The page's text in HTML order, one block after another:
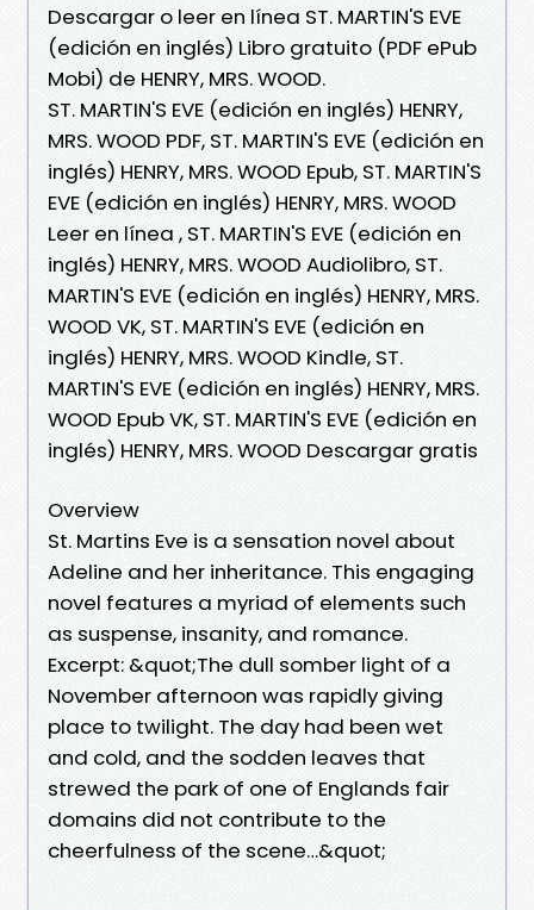
Descargar o leer en línea ST. MARTIN'S EVE
(edición en inglés) Libro gratuito (PDF ePub
Mobi) de HENRY, MRS. WOOD.
ST. MARTIN'S EVE (edición en inglés) HENRY,
MRS. WOOD PDF, ST. MARTIN'S EVE (edición en
inglés) HENRY, MRS. WOOD Epub, ST. MARTIN'S
EVE (edición en inglés) HENRY, MRS. WOOD
Leer en línea , ST. MARTIN'S EVE (edición en
inglés) HENRY, MRS. WOOD Audiolibro, ST.
MARTIN'S EVE (edición en inglés) HENRY, MRS.
WOOD VK, ST. MARTIN'S EVE (edición en
inglés) HENRY, MRS. WOOD Kindle, ST.
MARTIN'S EVE (edición en inglés) HENRY, MRS.
WOOD Epub VK, ST. MARTIN'S EVE (edición en
inglés) HENRY, MRS. WOOD Descargar gratis
Overview
St. Martins Eve is a sensation novel about
Adeline and her inheritance. This engaging
novel features a myriad of elements such
as suspense, insanity, and romance.
Excerpt: &quot;The dull somber light of a
November afternoon was rapidly giving
place to twilight. The day had been wet
and cold, and the sodden leaves that
strewed the park of one of Englands fair
domains did not contribute to the
cheerfulness of the scene…&quot;